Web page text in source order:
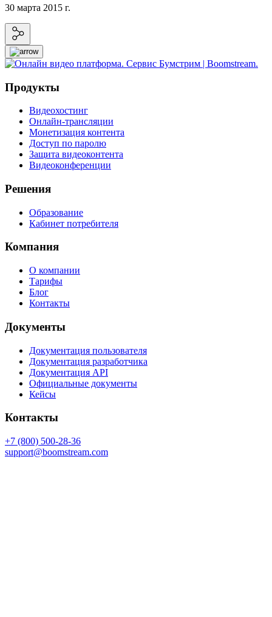
30 марта 2015 г.
Продукты
Видеохостинг
Онлайн-трансляции
Монетизация контента
Доступ по паролю
Защита видеоконтента
Видеоконференции
Решения
Образование
Кабинет потребителя
Компания
О компании
Тарифы
Блог
Контакты
Документы
Документация пользователя
Документация разработчика
Документация API
Официальные документы
Кейсы
Контакты
+7 (800) 500-28-36
support@boomstream.com